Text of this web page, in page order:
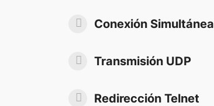
Conexión Simultánea
Transmisión UDP
Redirección Telnet